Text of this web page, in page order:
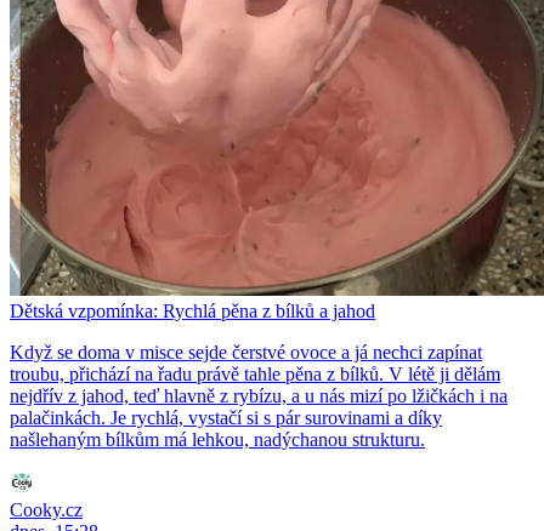
Dětská vzpomínka: Rychlá pěna z bílků a jahod
Když se doma v misce sejde čerstvé ovoce a já nechci zapínat
troubu, přichází na řadu právě tahle pěna z bílků. V létě ji dělám
nejdřív z jahod, teď hlavně z rybízu, a u nás mizí po lžičkách i na
palačinkách. Je rychlá, vystačí si s pár surovinami a díky
našlehaným bílkům má lehkou, nadýchanou strukturu.
Cooky.cz